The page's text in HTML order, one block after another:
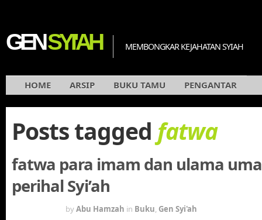
GENSYI'AH MEMBONGKAR KEJAHATAN SYIAH
HOME ARSIP BUKU TAMU PENGANTAR
Posts tagged fatwa
fatwa para imam dan ulama
perihal Syi’ah
byAbu Hamzah in Buku, Gen Syi'ah